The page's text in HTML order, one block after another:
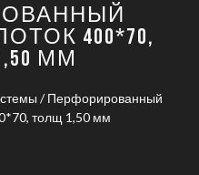
400*70,
ММ
/ Перфорированный
толщ 1,50 мм